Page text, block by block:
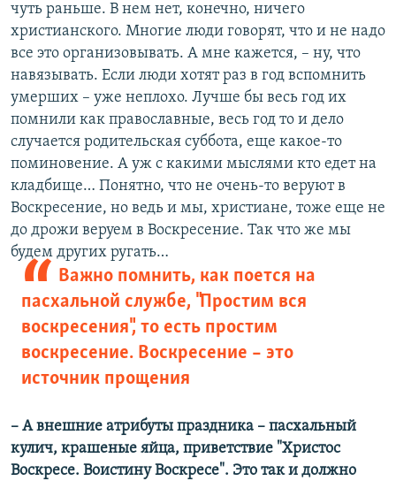
чуть раньше. В нем нет, конечно, ничего
христианского. Многие люди говорят, что и не надо
все это организовывать. А мне кажется, – ну, что
навязывать. Если люди хотят раз в год вспомнить
умерших – уже неплохо. Лучше бы весь год их
помнили как православные, весь год то и дело
случается родительская суббота, еще какое-то
поминовение. А уж с какими мыслями кто едет на
кладбище… Понятно, что не очень-то веруют в
Воскресение, но ведь и мы, христиане, тоже еще не
до дрожи веруем в Воскресение. Так что же мы
будем других ругать…
Важно помнить, как поется на
пасхальной службе, "Простим вся
воскресения", то есть простим
воскресение. Воскресение – это
источник прощения
– А внешние атрибуты праздника – пасхальный
кулич, крашеные яйца, приветствие "Христос
Воскресе. Воистину Воскресе". Это так и должно